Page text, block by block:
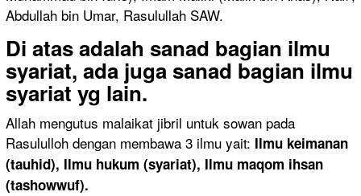
Abdullah bin Umar, Rasulullah SAW.
Di atas adalah sanad bagian ilmu
syariat, ada juga sanad bagian ilmu
syariat yg lain.
Allah mengutus malaikat jibril untuk sowan pada
Rasululloh dengan membawa 3 ilmu yait: Ilmu keimanan
(tauhid), Ilmu hukum (syariat), Ilmu maqom ihsan
(tashowwuf).